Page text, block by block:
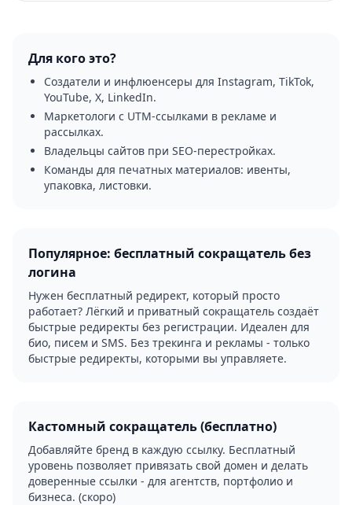
Для кого это?
Создатели и инфлюенсеры для Instagram, TikTok,
YouTube, X, LinkedIn.
Маркетологи с UTM-ссылками в рекламе и
рассылках.
Владельцы сайтов при SEO-перестройках.
Команды для печатных материалов: ивенты,
упаковка, листовки.
Популярное: бесплатный сокращатель без
логина
Нужен бесплатный редирект, который просто
работает? Лёгкий и приватный сокращатель создаёт
быстрые редиректы без регистрации. Идеален для
био, писем и SMS. Без трекинга и рекламы - только
быстрые редиректы, которыми вы управляете.
Кастомный сокращатель (бесплатно)
Добавляйте бренд в каждую ссылку. Бесплатный
уровень позволяет привязать свой домен и делать
доверенные ссылки - для агентств, портфолио и
бизнеса. (скоро)